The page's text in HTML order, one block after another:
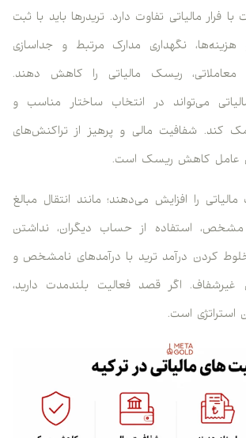
مالیاتی تفاوت دارد. تریدرها باید با ثبت
نگهداری مدارک مرتبط و جداسازی
ریسک مالیاتی را کاهش دهند.
می‌تواند در انتخاب ساختار مناسب و
شفافیت مالی و پرهیز از تراکنش‌های
کاهش ریسک است.
را افزایش می‌دهند؛ مانند انتقال مبالغ
استفاده از حساب دیگران، نداشتن
درآمد ترید با درآمدهای نامشخص و
اگر قصد فعالیت بلندمدت دارید،
است.